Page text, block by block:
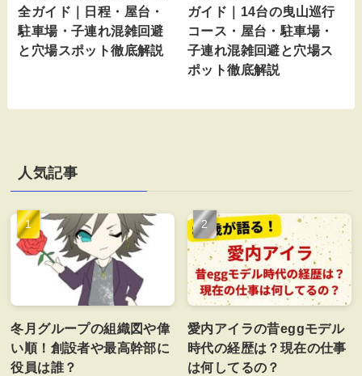
全ガイド｜日程・屋台・
駐車場・子連れ混雑回避
と穴場スポット徹底解説
ガイド｜14台の曳山巡行
コース・屋台・駐車場・
子連れ混雑回避と穴場ス
ポット徹底解説
人気記事
冬月グループの組織図や偉
い順！創設者や最高幹部に
役員は誰？
愛内アイラの昔eggモデル
時代の経歴は？現在の仕事
は何してるの？